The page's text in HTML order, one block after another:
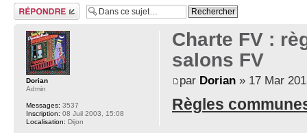
Répondre
Charte FV :
salons FV
par Dorian» 17 Mar
Règles
Dorian
Admin
Messages: 3537
Inscription: 08 Juil 2003, 15:08
Localisation: Dijon